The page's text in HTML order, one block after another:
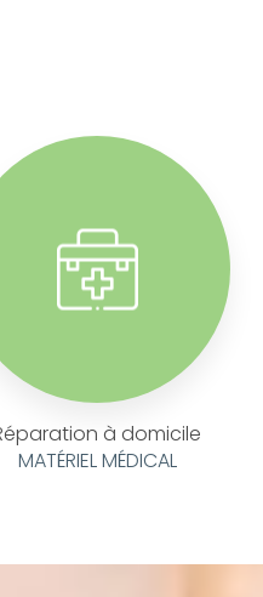
à domicile
MATÉRIEL MÉDICAL